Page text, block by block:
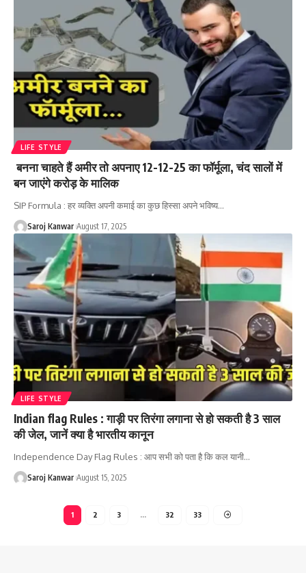
LIFE STYLE
बनना चाहते हैं अमीर तो अपनाए 12-12-25 का फॉर्मूला, चंद सालों में
बन जाएंगे करोड़ के मालिक
SIP Formula : हर व्यक्ति अपनी कमाई का कुछ हिस्सा अपने भविष्य…
Saroj Kanwar August 17, 2025
LIFE STYLE
Indian flag Rules : गाड़ी पर तिरंगा लगाना से हो सकती है 3 साल
की जेल, जानें क्या है भारतीय कानून
Independence Day Flag Rules : आप सभी को पता है कि कल यानी…
Saroj Kanwar August 15, 2025
1 2 3 … 32 33